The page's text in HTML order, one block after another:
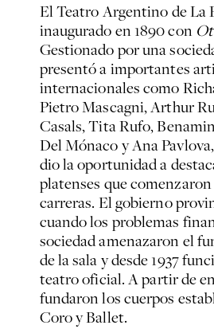
El Teatro Argentino de La
inaugurado en 1890 con
Gestionado por una
presentó a importantes
internacionales como
Pietro Mascagni, Arthur
Casals, Tita Rufo,
Del Mónaco y Ana
dio la oportunidad a
platenses que
carreras. El gobierno
cuando los problemas
sociedad amenazaron el
de la sala y desde 1937
teatro oficial. A partir de
fundaron los cuerpos
Coro y Ballet.